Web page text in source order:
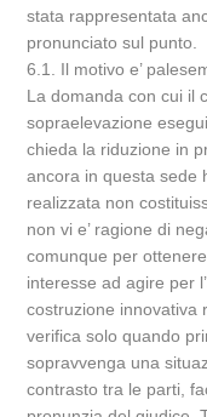
stata rappresentata
pronunciato sul punto.
6.1. Il motivo e’
La domanda con cui il
sopraelevazione
chieda la riduzione in
ancora in questa sede
realizzata non
non vi e’ ragione di
comunque per
interesse ad agire per
costruzione innovativa
verifica solo quando
sopravvenga una
contrasto tra le parti,